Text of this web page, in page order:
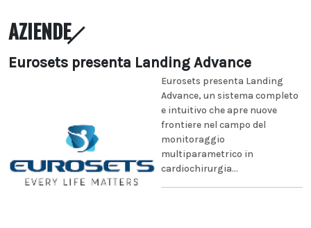
AZIENDE
Eurosets presenta Landing Advance
Eurosets presenta Landing
Advance, un sistema completo
e intuitivo che apre nuove
frontiere nel campo del
monitoraggio
multiparametrico in
cardiochirurgia...